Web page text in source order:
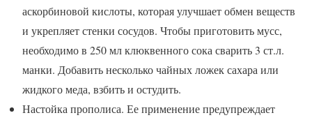
аскорбиновой кислоты, которая улучшает обмен веществ
и укрепляет стенки сосудов. Чтобы приготовить мусс,
необходимо в 250 мл клюквенного сока сварить 3 ст.л.
манки. Добавить несколько чайных ложек сахара или
жидкого меда, взбить и остудить.
Настойка прополиса. Ее применение предупреждает